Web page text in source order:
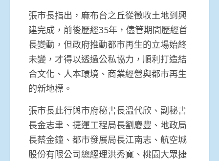
張市長指出，麻布台之丘從徵收土地到興
建完成，前後歷經35年，儘管期間歷經首
長變動，但政府推動都市再生的立場始終
未變，才得以透過公私協力，順利打造結
合文化、人本環境、商業經營與都市再生
的新地標。
張市長此行與市府秘書長溫代欣、副秘書
長金志聿、捷運工程局長劉慶豐、地政局
長蔡金鐘、都市發展局長江南志、航空城
股份有限公司總經理洪秀寬、桃園大眾捷